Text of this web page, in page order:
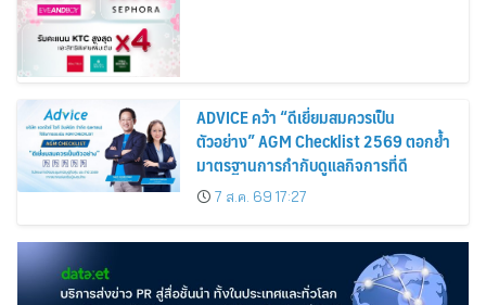
ADVICE คว้า “ดีเยี่ยมสมควรเป็น
ตัวอย่าง” AGM Checklist 2569 ตอกย้ำ
มาตรฐานการกำกับดูแลกิจการที่ดี
7 ส.ค. 69 17:27